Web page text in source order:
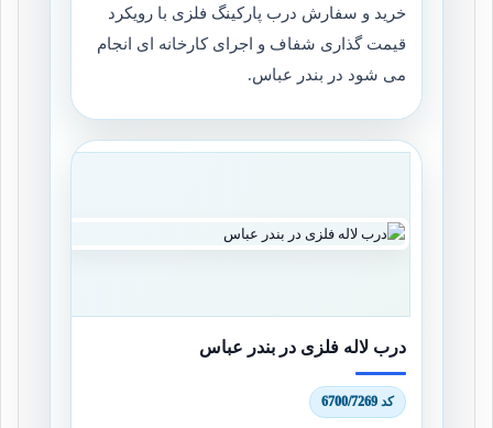
خرید و سفارش درب پارکینگ فلزی با رویکرد
قیمت گذاری شفاف و اجرای کارخانه ای انجام
می شود در بندر عباس.
درب لاله فلزی در بندر عباس
کد 6700/7269